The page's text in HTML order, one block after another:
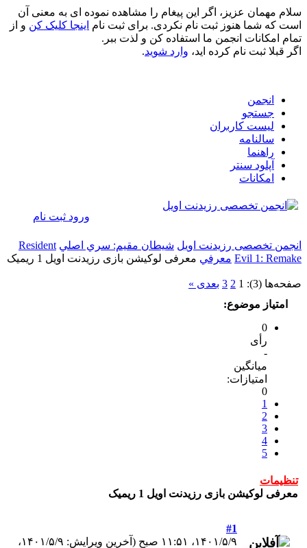
سلام مهمان عزیز، اگر این پیغام را مشاهده نموده ای به معنی آن
است که شما هنوز ثبت نام نکردی. برای ثبت نام اینجا کلیک کن و از
تمام امکانات انجمن ما استفاده کن و لذت ببر.
اگر قبلا ثبت نام کرده اید، وارد شوید.
انجمن
جستجو
لیست کاربران
سالنامه
راهنما
آپلود سنتر
امکانات
ورود ثبت نام
انجمن تخصصی رزیدنت اویل شيطان مقيم: سري اصلي Resident
Evil 1: Remake معرفي معرفی لوکیشن بازی رزیدنت اویل 1 ریمیک
صفحه‌ها (3): 1
2
3 بعدی »
امتیاز موضوع:
0
رأی
-
میانگین
امتیازات:
0
1
2
3
4
5
تنظیمات
معرفی لوکیشن بازی رزیدنت اویل 1 ریمیک
#1
۱۴۰۱/۵/۹، ۱۱:۵۱ صبح
(آخرین ویرایش: ۱۴۰۱/۵/۹،